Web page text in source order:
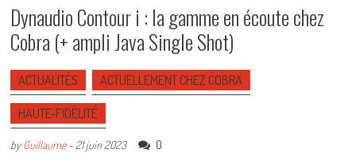
Dynaudio Contour i : la gamme en écoute chez
Cobra (+ ampli Java Single Shot)
ACTUALITÉS ACTUELLEMENT CHEZ COBRA
HAUTE-FIDÉLITÉ
byGuillaume- 21 juin 2023 0